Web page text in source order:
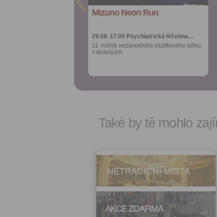
Mizuno Neon Run
29.08. 17.00 Psychiatrická léčebna…
11. ročník nezávodního zážitkového běhu
v Bohnicích
Více výhod pro
Mizuno Neon Run
29.08. 17.00 Psychiatrická léčebna…
11. ročník nezávodního zážitkového běhu
v Bohnicích
Více výhod pro
Také by tě mohlo